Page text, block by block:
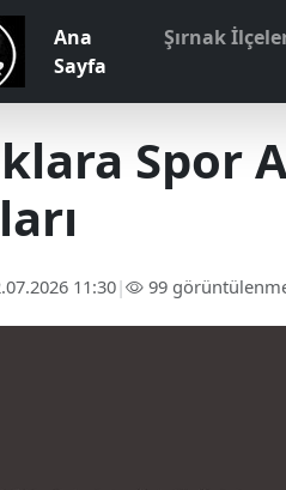
Ana
Sayfa
Şırnak
Spor
11:30| 99